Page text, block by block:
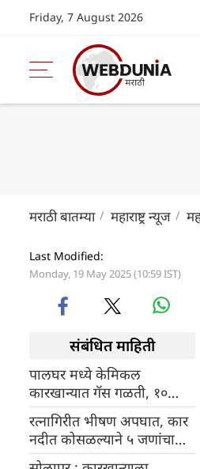
Friday, 7 August 2026
मराठी बातम्या महाराष्ट्र न्यूज
Last Modified:
Monday, 19 May 2025 (10:59 IST)
संबंधित माहिती
पालघर मध्ये केमिकल
कारखान्यात गॅस गळती, १०
कामगारांची प्रकृती खालावली
रत्नागिरीत भीषण अपघात, कार
नदीत कोसळल्याने ५ जणांचा
मृत्यू